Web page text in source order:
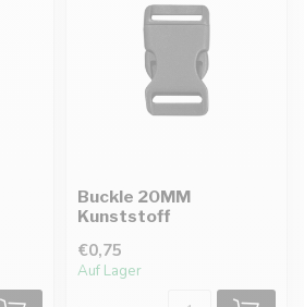
Buckle 20MM
Kunststoff
€0,75
Auf Lager